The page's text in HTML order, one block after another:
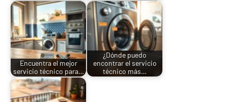
Encuentra el mejor
servicio técnico para…
¿Dónde puedo
encontrar el servicio
técnico más…